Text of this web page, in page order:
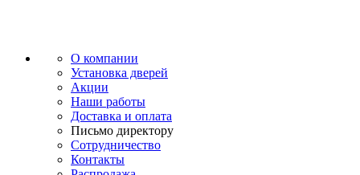
О компании
Установка дверей
Акции
Наши работы
Доставка и оплата
Письмо директору
Сотрудничество
Контакты